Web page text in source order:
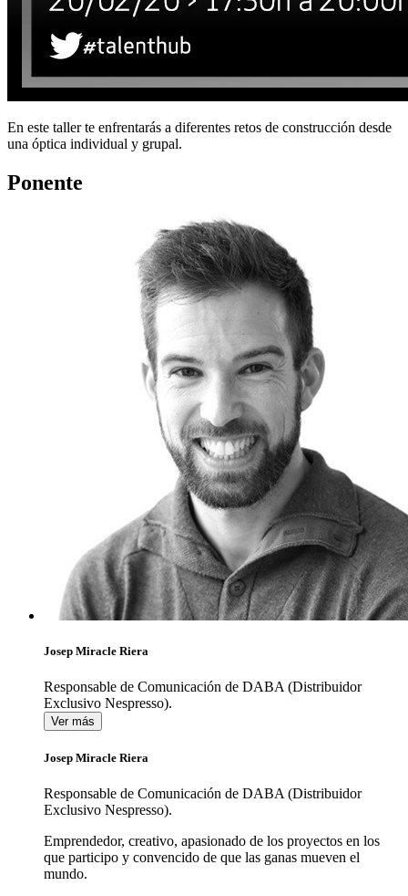
En este taller te enfrentarás a diferentes retos de construcción desde
una óptica individual y grupal.
Ponente
Josep Miracle Riera
Responsable de Comunicación de DABA (Distribuidor
Exclusivo Nespresso).
Ver más
Josep Miracle Riera
Responsable de Comunicación de DABA (Distribuidor
Exclusivo Nespresso).
Emprendedor, creativo, apasionado de los proyectos en los
que participo y convencido de que las ganas mueven el
mundo.